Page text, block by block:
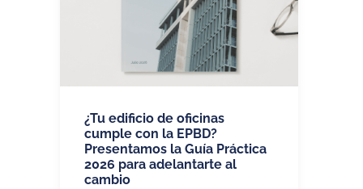
¿Tu edificio de oficinas
cumple con la EPBD?
Presentamos la Guía Práctica
2026 para adelantarte al
cambio